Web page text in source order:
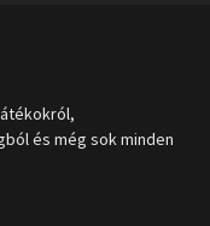
és még sok minden